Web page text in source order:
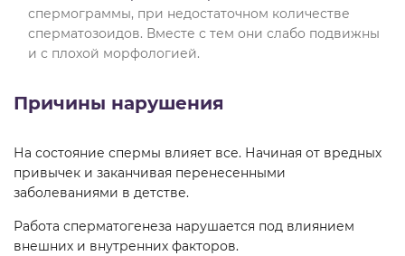
спермограммы, при недостаточном количестве
сперматозоидов. Вместе с тем они слабо подвижны
и с плохой морфологией.
Причины нарушения
На состояние спермы влияет все. Начиная от вредных
привычек и заканчивая перенесенными
заболеваниями в детстве.
Работа сперматогенеза нарушается под влиянием
внешних и внутренних факторов.